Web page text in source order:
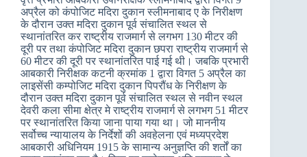
अप्रैल को कंपोजिट मदिरा दुकान स्लीमनाबाद ए के निरीक्षण
के दौरान उक्त मदिरा दुकान पूर्व संचालित स्थल से
स्थानांतरित कर राष्ट्रीय राजमार्ग से लगभग 130 मीटर की
दूरी पर तथा कंपोजिट मदिरा दुकान छपरा राष्ट्रीय राजमार्ग से
60 मीटर की दूरी पर स्थानांतरित पाई गई थी। जबकि प्रभारी
आबकारी निरीक्षक कटनी क्रमांक 1 द्वारा विगत 5 अप्रैल का
लाइसेंसी कम्पोजिट मदिरा दुकान पिपरौंध के निरीक्षण के
दौरान उक्त मदिरा दुकान पूर्व संचालित स्थल से नवीन स्थल
देवरी कला सीमा क्षेत्र मे राष्ट्रीय राजमार्ग से लगभग 51 मीटर
पर स्थानांतरित किया जाना पाया गया था। जो माननीय
सर्वोच्च न्यायालय के निर्देशों की अवहेलना एवं मध्यप्रदेश
आबकारी अधिनियम 1915 के सामान्य अनुज्ञप्ति की शर्तों का